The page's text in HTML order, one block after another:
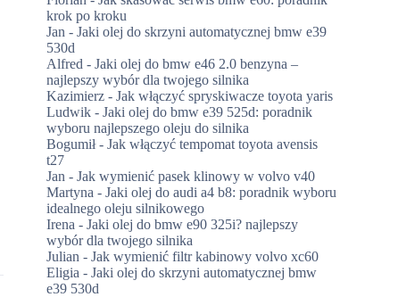
krok po kroku
Jan -Jaki olej do skrzyni automatycznej bmw e39
530d
Alfred -Jaki olej do bmw e46 2.0 benzyna –
najlepszy wybór dla twojego silnika
Kazimierz -Jak włączyć spryskiwacze toyota yaris
Ludwik -Jaki olej do bmw e39 525d: poradnik
wyboru najlepszego oleju do silnika
Bogumił-Jak włączyć tempomat toyota avensis
t27
Jan -Jak wymienić pasek klinowy w volvo v40
Martyna -Jaki olej do audi a4 b8: poradnik wyboru
idealnego oleju silnikowego
Irena -Jaki olej do bmw e90 325i? najlepszy
wybór dla twojego silnika
Julian -Jak wymienić filtr kabinowy volvo xc60
Eligia -Jaki olej do skrzyni automatycznej bmw
e39 530d